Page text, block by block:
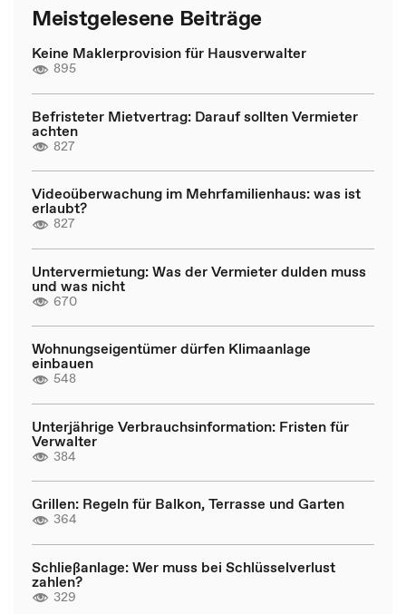
Meistgelesene Beiträge
Keine Maklerprovision für Hausverwalter
895
Befristeter Mietvertrag: Darauf sollten Vermieter
achten
827
Videoüberwachung im Mehrfamilienhaus: was ist
erlaubt?
827
Untervermietung: Was der Vermieter dulden muss
und was nicht
670
Wohnungseigentümer dürfen Klimaanlage
einbauen
548
Unterjährige Verbrauchsinformation: Fristen für
Verwalter
384
Grillen: Regeln für Balkon, Terrasse und Garten
364
Schließanlage: Wer muss bei Schlüsselverlust
zahlen?
329